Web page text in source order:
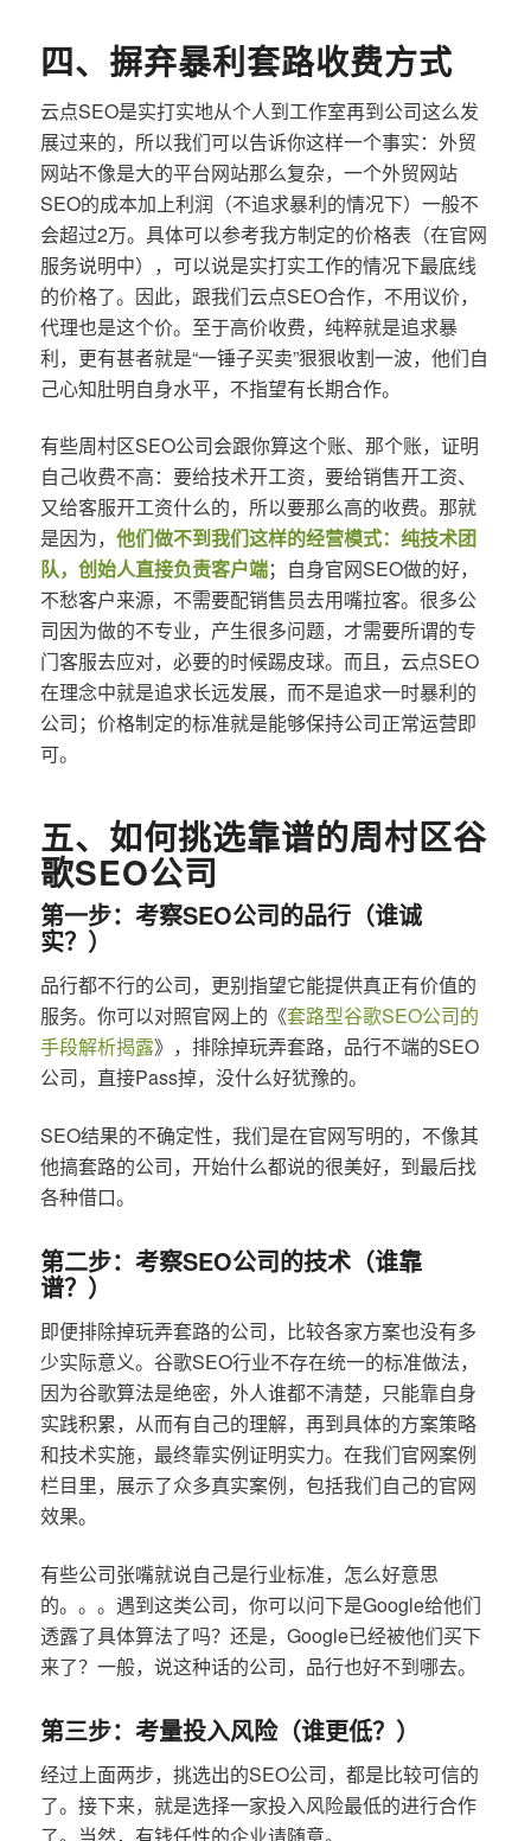
四、摒弃暴利套路收费方式
云点SEO是实打实地从个人到工作室再到公司这么发
展过来的，所以我们可以告诉你这样一个事实：外贸
网站不像是大的平台网站那么复杂，一个外贸网站
SEO的成本加上利润（不追求暴利的情况下）一般不
会超过2万。具体可以参考我方制定的价格表（在官网
服务说明中），可以说是实打实工作的情况下最底线
的价格了。因此，跟我们云点SEO合作，不用议价，
代理也是这个价。至于高价收费，纯粹就是追求暴
利，更有甚者就是“一锤子买卖”狠狠收割一波，他们自
己心知肚明自身水平，不指望有长期合作。
有些周村区SEO公司会跟你算这个账、那个账，证明
自己收费不高：要给技术开工资，要给销售开工资、
又给客服开工资什么的，所以要那么高的收费。那就
是因为， 他们做不到我们这样的经营模式：纯技术团
队，创始人直接负责客户端；自身官网SEO做的好，
不愁客户来源，不需要配销售员去用嘴拉客。很多公
司因为做的不专业，产生很多问题，才需要所谓的专
门客服去应对，必要的时候踢皮球。而且，云点SEO
在理念中就是追求长远发展，而不是追求一时暴利的
公司；价格制定的标准就是能够保持公司正常运营即
可。
五、如何挑选靠谱的周村区谷
歌SEO公司
第一步：考察SEO公司的品行（谁诚
实？）
品行都不行的公司，更别指望它能提供真正有价值的
服务。你可以对照官网上的《套路型谷歌SEO公司的
手段解析揭露》，排除掉玩弄套路，品行不端的SEO
公司，直接Pass掉，没什么好犹豫的。
SEO结果的不确定性，我们是在官网写明的，不像其
他搞套路的公司，开始什么都说的很美好，到最后找
各种借口。
第二步：考察SEO公司的技术（谁靠
谱？）
即便排除掉玩弄套路的公司，比较各家方案也没有多
少实际意义。谷歌SEO行业不存在统一的标准做法，
因为谷歌算法是绝密，外人谁都不清楚，只能靠自身
实践积累，从而有自己的理解，再到具体的方案策略
和技术实施，最终靠实例证明实力。在我们官网案例
栏目里，展示了众多真实案例，包括我们自己的官网
效果。
有些公司张嘴就说自己是行业标准，怎么好意思
的。。。遇到这类公司，你可以问下是Google给他们
透露了具体算法了吗？还是，Google已经被他们买下
来了？一般，说这种话的公司，品行也好不到哪去。
第三步：考量投入风险（谁更低？）
经过上面两步，挑选出的SEO公司，都是比较可信的
了。接下来，就是选择一家投入风险最低的进行合作